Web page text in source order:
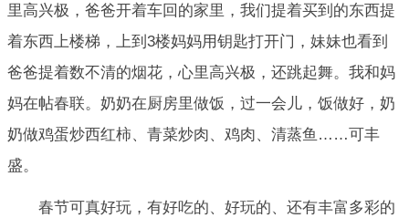
里高兴极，爸爸开着车回的家里，我们提着买到的东西提
着东西上楼梯，上到3楼妈妈用钥匙打开门，妹妹也看到
爸爸提着数不清的烟花，心里高兴极，还跳起舞。我和妈
妈在帖春联。奶奶在厨房里做饭，过一会儿，饭做好，奶
奶做鸡蛋炒西红柿、青菜炒肉、鸡肉、清蒸鱼……可丰
盛。
春节可真好玩，有好吃的、好玩的、还有丰富多彩的